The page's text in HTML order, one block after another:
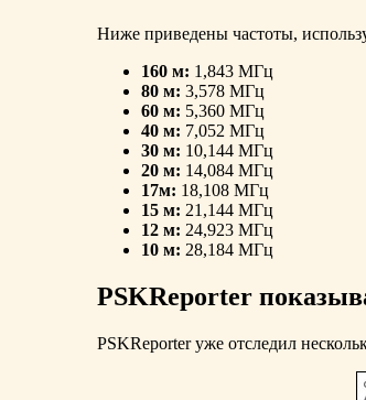
Ниже приведены частоты,
160 м: 1,843 МГц
80 м: 3,578 МГц
60 м: 5,360 МГц
40 м: 7,052 МГц
30 м: 10,144 МГц
20 м: 14,084 МГц
17м: 18,108 МГц
15 м: 21,144 МГц
12 м: 24,923 МГц
10 м: 28,184 МГц
PSKReporter
PSKReporter уже отследил